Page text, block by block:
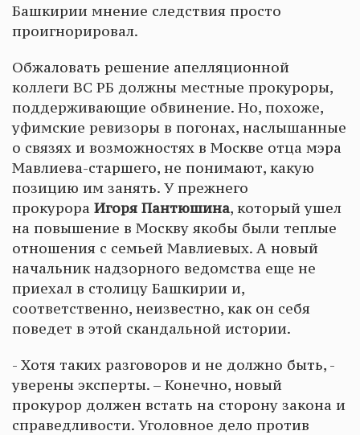
Башкирии мнение следствия просто
проигнорировал.
Обжаловать решение апелляционной
коллеги ВС РБ должны местные прокуроры,
поддерживающие обвинение. Но, похоже,
уфимские ревизоры в погонах, наслышанные
о связях и возможностях в Москве отца мэра
Мавлиева-старшего, не понимают, какую
позицию им занять. У прежнего
прокурора Игоря Пантюшина, который ушел
на повышение в Москву якобы были теплые
отношения с семьей Мавлиевых. А новый
начальник надзорного ведомства еще не
приехал в столицу Башкирии и,
соответственно, неизвестно, как он себя
поведет в этой скандальной истории.
- Хотя таких разговоров и не должно быть, -
уверены эксперты. – Конечно, новый
прокурор должен встать на сторону закона и
справедливости. Уголовное дело против